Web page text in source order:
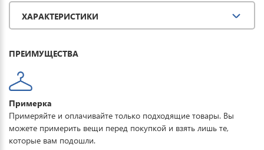
зимнего отдыха. Купить сноубордический анорак женский
можно для занятия спортом, повседневной носки, активного
отдыха, туризма и прогулок. Горнолыжный костюм дополнят
ХАРАКТЕРИСТИКИ
ПРЕИМУЩЕСТВА
Примерка
Примеряйте и оплачивайте только подходящие товары. Вы
можете примерить вещи перед покупкой и взять лишь те,
которые вам подошли.